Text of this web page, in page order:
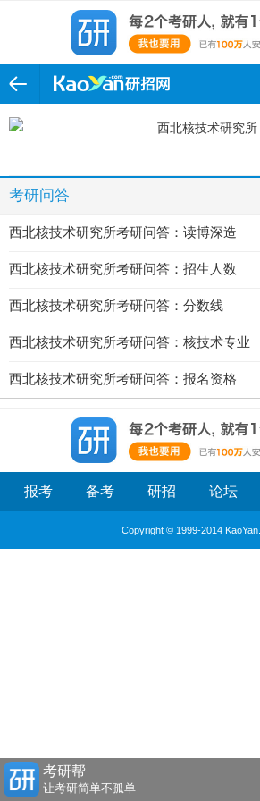
考研问答
西北核技术研究所考研问答：读博深造
西北核技术研究所考研问答：招生人数
西北核技术研究所考研问答：分数线
西北核技术研究所考研问答：核技术专业
西北核技术研究所考研问答：报名资格
报考 备考 研招 论坛
Copyright © 1999-2014
考研帮
让考研简单不孤单